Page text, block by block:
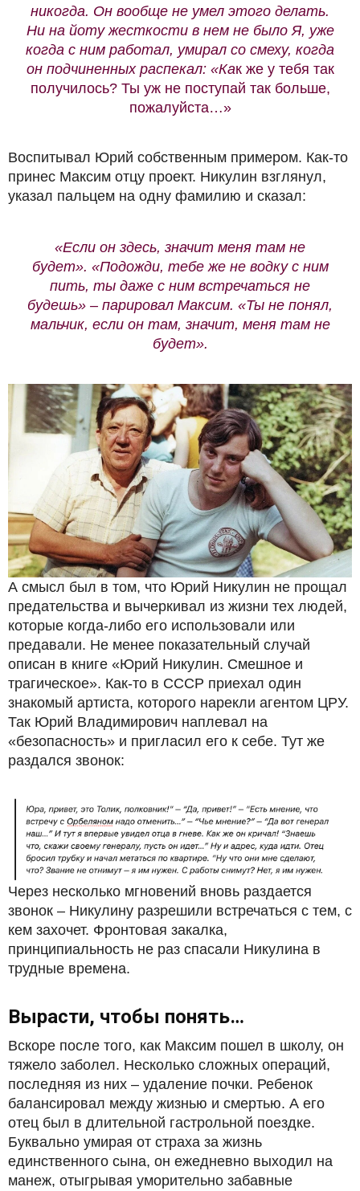
никогда. Он вообще не умел этого делать.
Ни на йоту жесткости в нем не было Я, уже
когда с ним работал, умирал со смеху, когда
он подчиненных распекал: «Как же у тебя так
получилось? Ты уж не поступай так больше,
пожалуйста…»
Воспитывал Юрий собственным примером. Как-то
принес Максим отцу проект. Никулин взглянул,
указал пальцем на одну фамилию и сказал:
«Если он здесь, значит меня там не
будет». «Подожди, тебе же не водку с ним
пить, ты даже с ним встречаться не
будешь» – парировал Максим. «Ты не понял,
мальчик, если он там, значит, меня там не
будет».
А смысл был в том, что Юрий Никулин не прощал
предательства и вычеркивал из жизни тех людей,
которые когда-либо его использовали или
предавали. Не менее показательный случай
описан в книге «Юрий Никулин. Смешное и
трагическое». Как-то в СССР приехал один
знакомый артиста, которого нарекли агентом ЦРУ.
Так Юрий Владимирович наплевал на
«безопасность» и пригласил его к себе. Тут же
раздался звонок:
Через несколько мгновений вновь раздается
звонок – Никулину разрешили встречаться с тем, с
кем захочет. Фронтовая закалка,
принципиальность не раз спасали Никулина в
трудные времена.
Вырасти, чтобы понять…
Вскоре после того, как Максим пошел в школу, он
тяжело заболел. Несколько сложных операций,
последняя из них – удаление почки. Ребенок
балансировал между жизнью и смертью. А его
отец был в длительной гастрольной поездке.
Буквально умирая от страха за жизнь
единственного сына, он ежедневно выходил на
манеж, отыгрывая уморительно забавные